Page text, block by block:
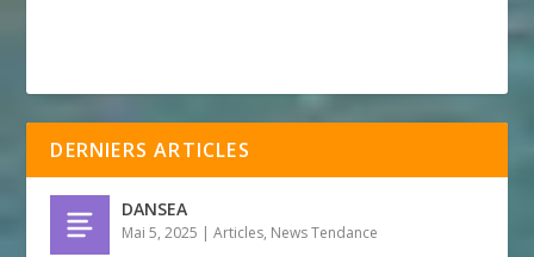
DERNIERS ARTICLES
DANSEA
Mai 5, 2025 |Articles, News Tendance